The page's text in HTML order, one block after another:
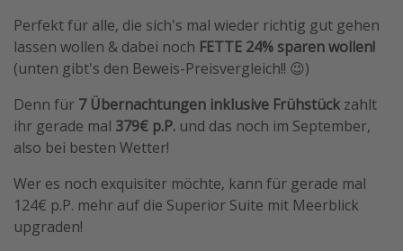
Perfekt für alle, die sich's mal wieder richtig gut gehen
lassen wollen & dabei noch FETTE 24% sparen wollen!
(unten gibt's den Beweis-Preisvergleich!! 😉)
Denn für 7 Übernachtungen inklusive Frühstück zahlt
ihr gerade mal 379€ p.P. und das noch im September,
also bei besten Wetter!
Wer es noch exquisiter möchte, kann für gerade mal
124€ p.P. mehr auf die Superior Suite mit Meerblick
upgraden!